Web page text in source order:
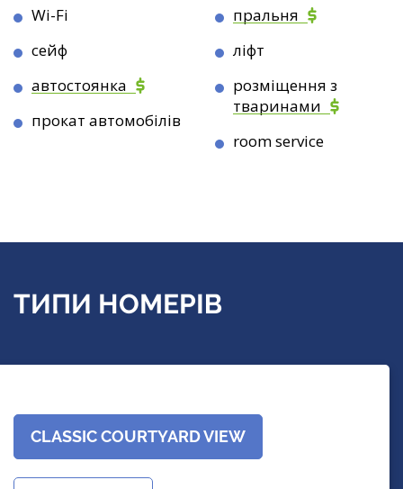
Wi-Fi
сейф
автостоянка
прокат автомобілів
пральня
ліфт
розміщення з
тваринами
room service
ТИПИ НОМЕРІВ
CLASSIC COURTYARD VIEW